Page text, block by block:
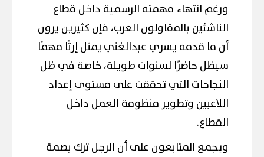
ورغم انتهاء مهمته الرسمية داخل قطاع
الناشئين بالمقاولون العرب، فإن كثيرين يرون
أن ما قدمه يسري عبدالغني يمثل إرثًا مهمًا
سيظل حاضرًا لسنوات طويلة، خاصة في ظل
النجاحات التي تحققت على مستوى إعداد
اللاعبين وتطوير منظومة العمل داخل
القطاع.
ويجمع المتابعون على أن الرجل ترك بصمة